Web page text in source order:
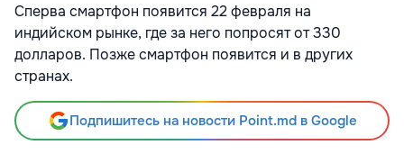
Сперва смартфон появится 22 февраля на
индийском рынке, где за него попросят от 330
долларов. Позже смартфон появится и в других
странах.
Подпишитесь на новости Point.md в Google